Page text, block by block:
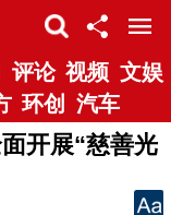
评论 视频 文娱
环创 汽车
开展“慈善光